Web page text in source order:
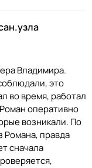
Владимира.
это
во время, работал
оперативно
возникали. По
Романа, правда
сначала